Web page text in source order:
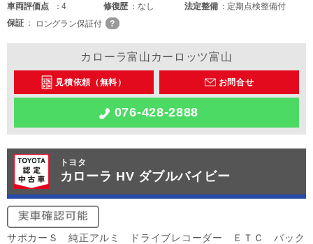
車両評価点 4 修復歴 なし 法定整備
定期点検整備付
保証
ロングラン保証付
カローラ富山カーロッツ富山
見積依頼（無料） お問合せ
076-428-2888
トヨタ
カローラ HV ダブルバイビー
サポカーＳ 純正アルミ ドライブレコーダー ＥＴＣ バック